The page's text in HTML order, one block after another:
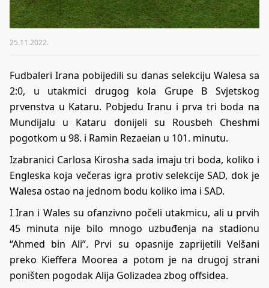
25.11.2022.
Fudbaleri Irana pobijedili su danas selekciju Walesa sa
2:0, u utakmici drugog kola Grupe B Svjetskog
prvenstva u Kataru. Pobjedu Iranu i prva tri boda na
Mundijalu u Kataru donijeli su Rousbeh Cheshmi
pogotkom u 98. i Ramin Rezaeian u 101. minutu.
Izabranici Carlosa Kirosha sada imaju tri boda, koliko i
Engleska koja večeras igra protiv selekcije SAD, dok je
Walesa ostao na jednom bodu koliko ima i SAD.
I Iran i Wales su ofanzivno počeli utakmicu, ali u prvih
45 minuta nije bilo mnogo uzbuđenja na stadionu
“Ahmed bin Ali”. Prvi su opasnije zaprijetili Velšani
preko Kieffera Moorea a potom je na drugoj strani
poništen pogodak Alija Golizadea zbog offsidea.